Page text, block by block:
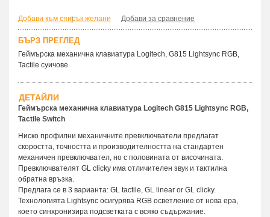
Добави към списък желани
| Добави за сравнение
БЪРЗ ПРЕГЛЕД
Геймърска механична клавиатура Logitech, G815 Lightsync RGB,
Tactile суичове
ДЕТАЙЛИ
Геймърска механична клавиатура Logitech G815 Lightsync RGB,
Tactile Switch
Ниско профилни механичните превключватели предлагат
скоростта, точността и производителността на стандартен
механичен превключвател, но с половината от височината.
Превключвателят GL clicky има отличителен звук и тактилна
обратна връзка.
Предлага се в 3 варианта: GL tactile, GL linear or GL clicky.
Технологията Lightsync осигурява RGB осветление от нова ера,
което синхронизира подсветката с всяко съдържание.